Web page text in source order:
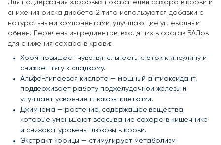
Для поддержания здоровых показателей сахара в крови и
снижения риска диабета 2 типа используются добавки с
натуральными компонентами, улучшающие углеводный
обмен. Перечень ингредиентов, входящих в состав БАДов
для снижения сахара в крови:
Хром повышает чувствительность клеток к инсулину и
снижает тягу к сладкому.
Альфа-липоевая кислота — мощный антиоксидант,
поддерживает работу поджелудочной железы и
улучшает усвоение глюкозы клетками.
Джимнема — растение, содержащее вещества,
которые уменьшают всасывание сахара в кишечнике
и снижают уровень глюкозы в крови.
Экстракт корицы — стимулирует метаболизм